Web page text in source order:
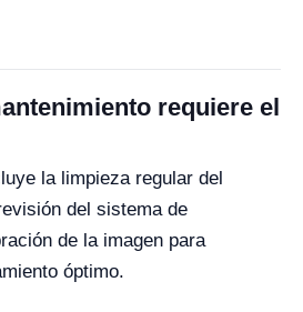
requiere el
la limpieza regular del
del sistema de
de la imagen para
óptimo.